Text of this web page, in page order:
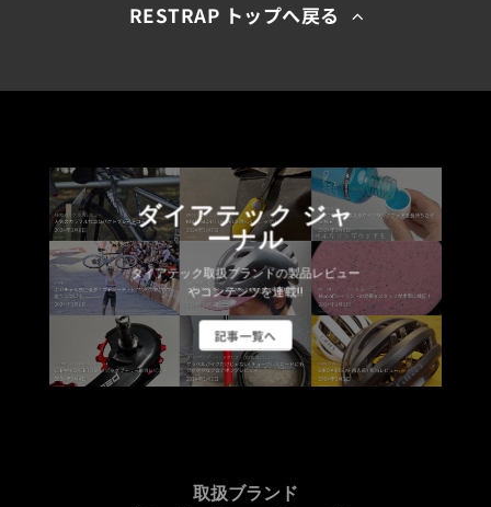
RESTRAP トップへ戻る
ダイアテック ジャ
ーナル
ダイアテック取扱ブランドの製品レビュー
やコンテンツを連載!!
記事一覧へ
取扱ブランド